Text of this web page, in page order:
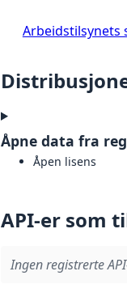
Arbeidstilsynets
Åpne data fra
Åpen lisens
API-er som
Ingen registrerte